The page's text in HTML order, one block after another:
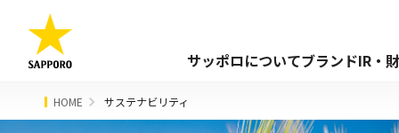
サッポロについてブランドIR・
HOME サステナビリティ